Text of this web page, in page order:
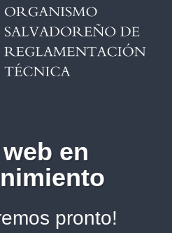
en
pronto!